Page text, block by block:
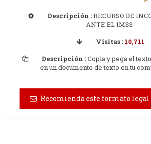
Descripción :RECURSO DE
ANTE EL IMSS
Visitas : 10,711
Descripción :Copia y pega el
en un documento de texto en tu
Recomienda este formato legal